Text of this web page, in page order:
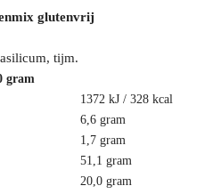
glutenvrij
tijm.
gram
1372 kJ / 328 kcal
6,6 gram
1,7 gram
51,1 gram
20,0 gram